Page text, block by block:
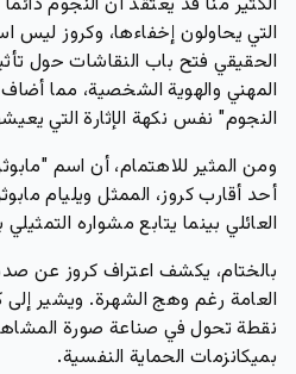
التي يحاولون إخفاءها، وكروز
الحقيقي فتح باب النقاشات حول
المهني والهوية الشخصية، مما
النجوم" نفس نكهة الإثارة التي
ومن المثير للاهتمام، أن اسم
أحد أقارب كروز، الممثل ويليام
العائلي بينما يتابع مشواره
بالختام، يكشف اعتراف كروز عن
العامة رغم وهج الشهرة. ويشير
نقطة تحول في صناعة صورة
بميكانزمات الحماية النفسية.